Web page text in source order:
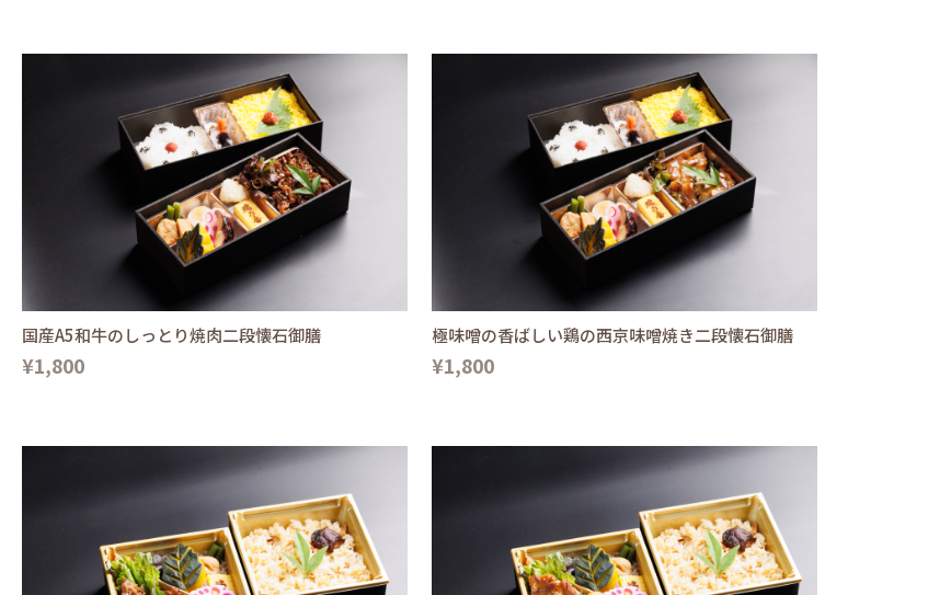
国産A5和牛のしっとり焼肉二段懐石御膳
¥1,800
極味噌の香ばしい鶏の西京味噌焼き二段懐石御膳
¥1,800